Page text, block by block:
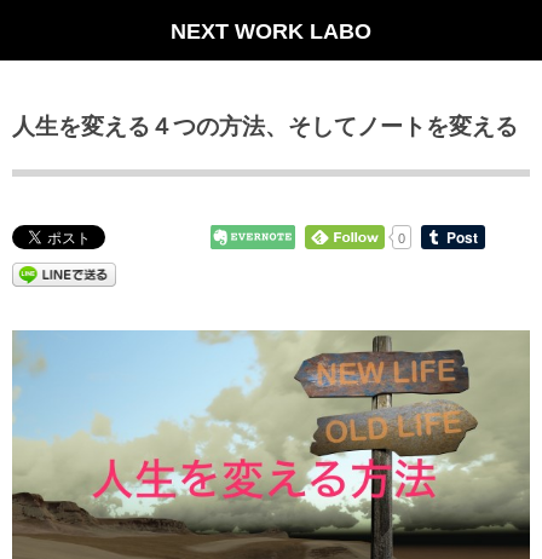
NEXT WORK LABO
人生を変える４つの方法、そしてノートを変える
0